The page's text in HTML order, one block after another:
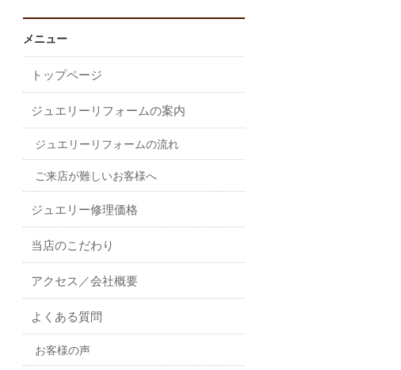
メニュー
トップページ
ジュエリーリフォームの案内
ジュエリーリフォームの流れ
ご来店が難しいお客様へ
ジュエリー修理価格
当店のこだわり
アクセス／会社概要
よくある質問
お客様の声